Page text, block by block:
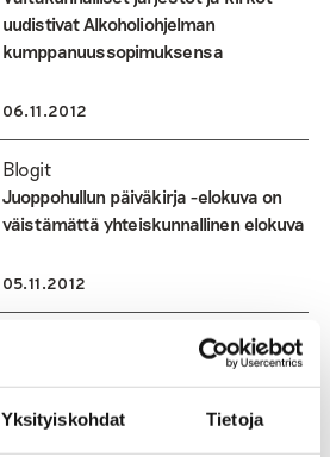
Yksityiskohdat Tietoja
uudistivat Alkoholiohjelman
kumppanuussopimuksensa
06.11.2012
Blogit
Juoppohullun päiväkirja -elokuva on
väistämättä yhteiskunnallinen elokuva
05.11.2012
Ehkäisevän päihdetyön viikko
tekee ihmisen onnelliseksi